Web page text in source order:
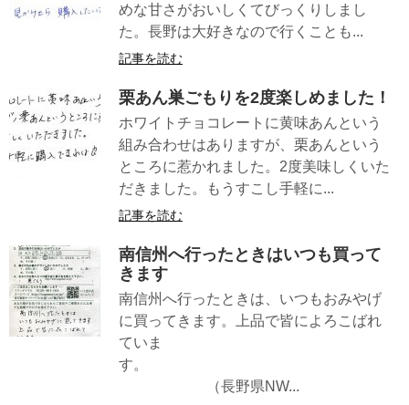
めな甘さがおいしくてびっくりしまし
た。長野は大好きなので行くことも...
記事を読む
栗あん巣ごもりを2度楽しめました！
ホワイトチョコレートに黄味あんという
組み合わせはありますが、栗あんという
ところに惹かれました。2度美味しくいた
だきました。もうすこし手軽に...
記事を読む
南信州へ行ったときはいつも買って
きます
南信州へ行ったときは、いつもおみやげ
に買ってきます。上品で皆によろこばれ
ていま
す。
（長野県NW...